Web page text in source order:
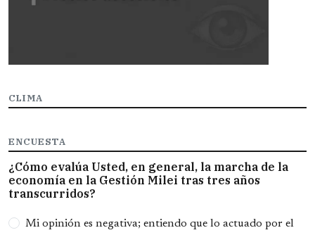
CLIMA
ENCUESTA
¿Cómo evalúa Usted, en general, la marcha de la
economía en la Gestión Milei tras tres años
transcurridos?
Opciones
Mi opinión es negativa; entiendo que lo actuado por el